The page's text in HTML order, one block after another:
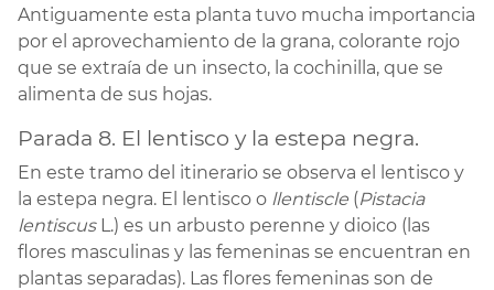
Antiguamente esta planta tuvo mucha importancia
por el aprovechamiento de la grana, colorante rojo
que se extraía de un insecto, la cochinilla, que se
alimenta de sus hojas.
Parada 8. El lentisco y la estepa negra.
En este tramo del itinerario se observa el lentisco y
la estepa negra. El lentisco o llentiscle (Pistacia
lentiscusL.) es un arbusto perenne y dioico (las
flores masculinas y las femeninas se encuentran en
plantas separadas). Las flores femeninas son de